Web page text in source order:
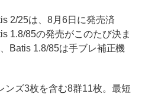
2/25は、8月6日に発売済
1.8/85の発売がこのたび決ま
Batis 1.8/85は手ブレ補正機
ンズ3枚を含む8群11枚。最短